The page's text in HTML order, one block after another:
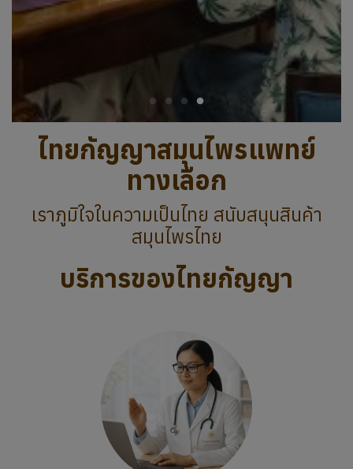
ไทยกัญญาสมุนไพรแพทย์
ทางเลือก
เราภูมิใจในความเป็นไทย สนับสนุนสินค้า
สมุนไพรไทย
บริการของไทยกัญญา